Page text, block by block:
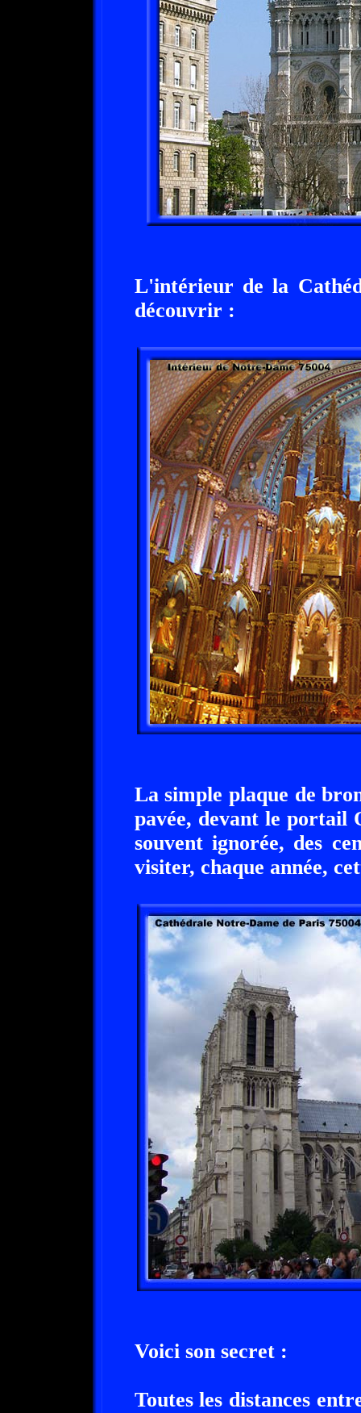
L'intérieur de la
découvrir :
La simple plaque de
pavée, devant le portail
souvent ignorée, des
visiter, chaque année,
Voici son secret :
Toutes les distances